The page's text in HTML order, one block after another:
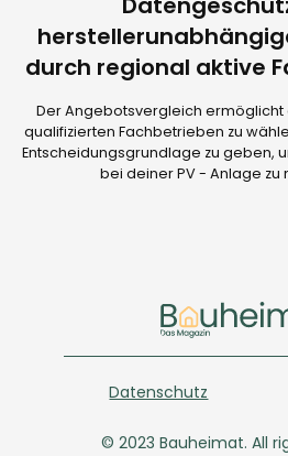
durch regional aktive
Der Angebotsvergleich ermöglicht
qualifizierten Fachbetrieben zu
Entscheidungsgrundlage zu geben,
bei deiner PV - Anlage zu
© 2023 Bauheimat. All
Datenschutz